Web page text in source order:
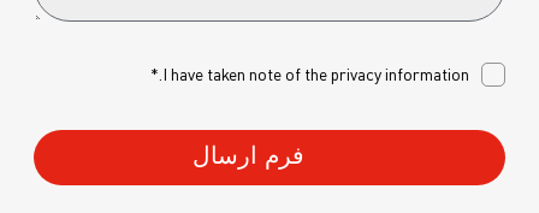
I have taken note of theprivacyinformation.*
فرم ارسال